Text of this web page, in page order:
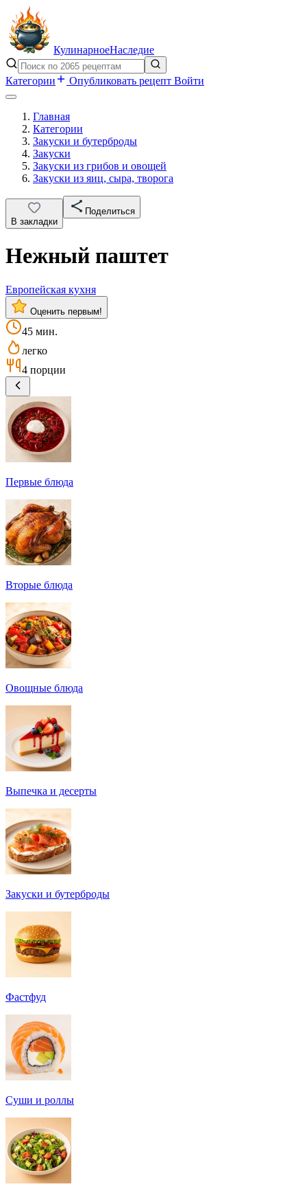
КулинарноеНаследие
Категории Опубликовать рецепт Войти
Главная
Категории
Закуски и бутерброды
Закуски
Закуски из грибов и овощей
Закуски из яиц, сыра, творога
В закладки
Поделиться
Нежный паштет
Европейская кухня
Оценить первым!
45 мин.
легко
4 порции
Первые блюда
Вторые блюда
Овощные блюда
Выпечка и десерты
Закуски и бутерброды
Фастфуд
Суши и роллы